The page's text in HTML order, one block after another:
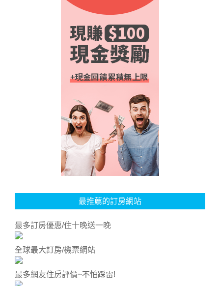
最推薦的訂房網站
最多訂房優惠/住十晚送一晚
全球最大訂房/機票網站
最多網友住房評價~不怕踩雷!